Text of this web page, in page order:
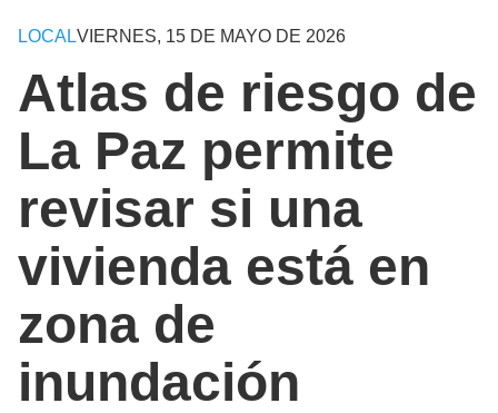
LOCALVIERNES, 15 DE MAYO DE 2026
Atlas de riesgo de
La Paz permite
revisar si una
vivienda está en
zona de
inundación